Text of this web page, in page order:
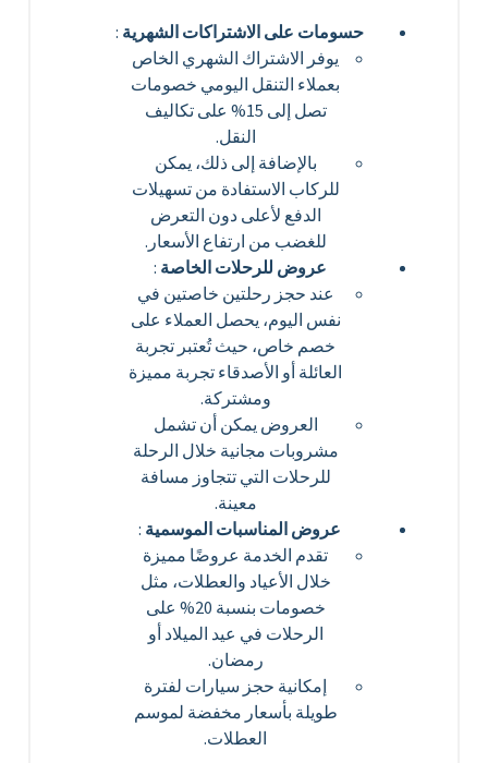
حسومات على الاشتراكات الشهرية:
يوفر الاشتراك الشهري الخاص
بعملاء التنقل اليومي خصومات
تصل إلى 15% على تكاليف
النقل.
بالإضافة إلى ذلك، يمكن
للركاب الاستفادة من تسهيلات
الدفع لأعلى دون التعرض
للغضب من ارتفاع الأسعار.
عروض للرحلات الخاصة:
عند حجز رحلتين خاصتين في
نفس اليوم، يحصل العملاء على
خصم خاص، حيث تُعتبر تجربة
العائلة أو الأصدقاء تجربة مميزة
ومشتركة.
العروض يمكن أن تشمل
مشروبات مجانية خلال الرحلة
للرحلات التي تتجاوز مسافة
معينة.
عروض المناسبات الموسمية:
تقدم الخدمة عروضًا مميزة
خلال الأعياد والعطلات، مثل
خصومات بنسبة 20% على
الرحلات في عيد الميلاد أو
رمضان.
إمكانية حجز سيارات لفترة
طويلة بأسعار مخفضة لموسم
العطلات.